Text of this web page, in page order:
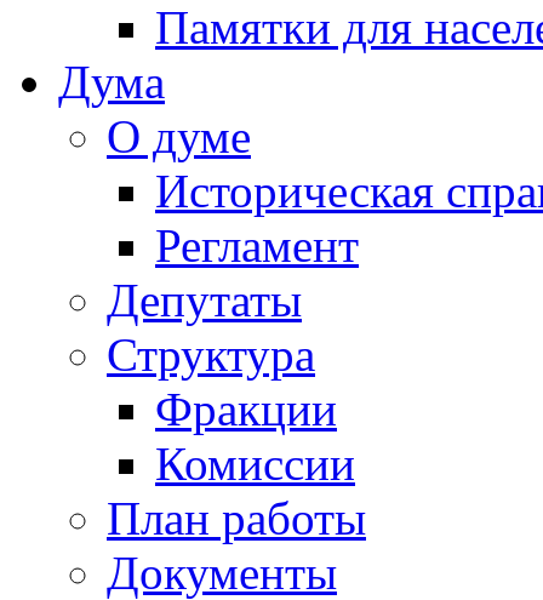
Памятки для
Дума
О думе
Историческая
Регламент
Депутаты
Структура
Фракции
Комиссии
План работы
Документы